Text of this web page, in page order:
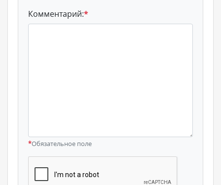
Комментарий:*
*Обязательное поле